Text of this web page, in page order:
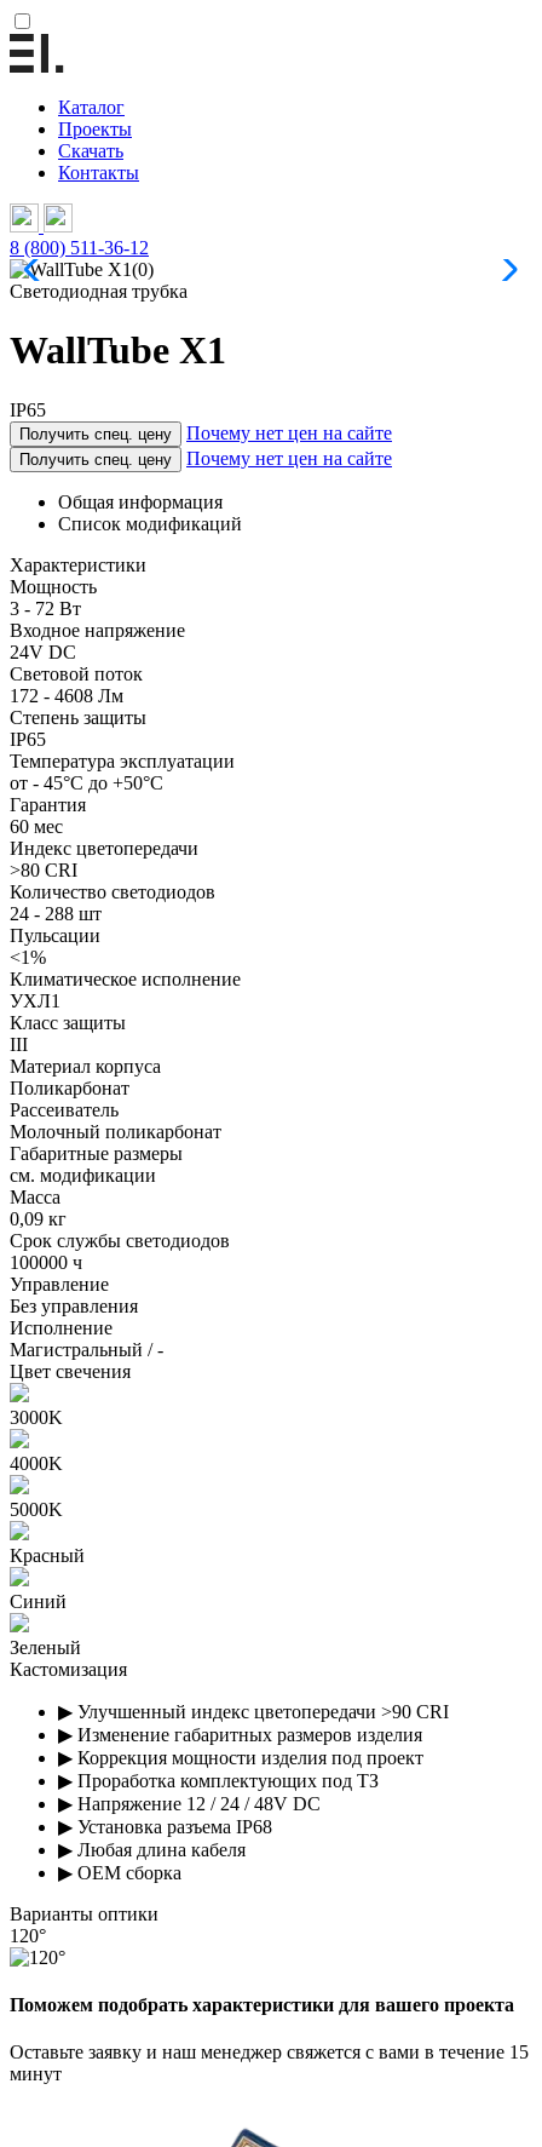
Каталог
Проекты
Скачать
Контакты
8 (800) 511-36-12
Светодиодная трубка
WallTube X1
IP65
Получить спец. цену Почему нет цен на сайте
Получить спец. цену Почему нет цен на сайте
Общая информация
Список модификаций
Характеристики
Мощность
3 - 72 Вт
Входное напряжение
24V DC
Световой поток
172 - 4608 Лм
Степень защиты
IP65
Температура эксплуатации
от - 45°С до +50°С
Гарантия
60 мес
Индекс цветопередачи
>80 CRI
Количество светодиодов
24 - 288 шт
Пульсации
<1%
Климатическое исполнение
УХЛ1
Класс защиты
III
Материал корпуса
Поликарбонат
Рассеиватель
Молочный поликарбонат
Габаритные размеры
см. модификации
Масса
0,09 кг
Срок службы светодиодов
100000 ч
Управление
Без управления
Исполнение
Магистральный / -
Цвет свечения
3000K
4000K
5000K
Красный
Синий
Зеленый
Кастомизация
▶ Улучшенный индекс цветопередачи >90 CRI
▶ Изменение габаритных размеров изделия
▶ Коррекция мощности изделия под проект
▶ Проработка комплектующих под ТЗ
▶ Напряжение 12 / 24 / 48V DC
▶ Установка разъема IP68
▶ Любая длина кабеля
▶ OEM сборка
Варианты оптики
120°
Поможем подобрать характеристики для вашего проекта
Оставьте заявку и наш менеджер свяжется с вами в течение 15
минут